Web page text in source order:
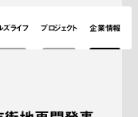
ズライフ プロジェクト 企業情報